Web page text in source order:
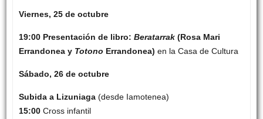
Viernes, 25 de octubre
19:00 Presentación de libro: Beratarrak(Rosa Mari
Errandonea y Totono Errandonea) en la Casa de Cultura
Sábado, 26 de octubre
Subida a Lizuniaga(desde Iamotenea)
15:00Cross infantil